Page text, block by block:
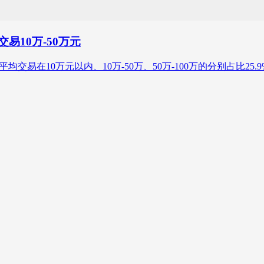
易10万-50万元
交易在10万元以内、10万-50万、50万-100万的分别占比